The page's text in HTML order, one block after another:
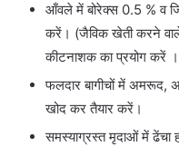
आँवले में बोरेक्स 0.5 % व
करें। (जैविक खेती करने
कीटनाशक का प्रयोग करें
फलदार बागीचों में अमरूद,
खोद कर तैयार करें।
समस्याग्रस्त मृदाओं में ढेंचा